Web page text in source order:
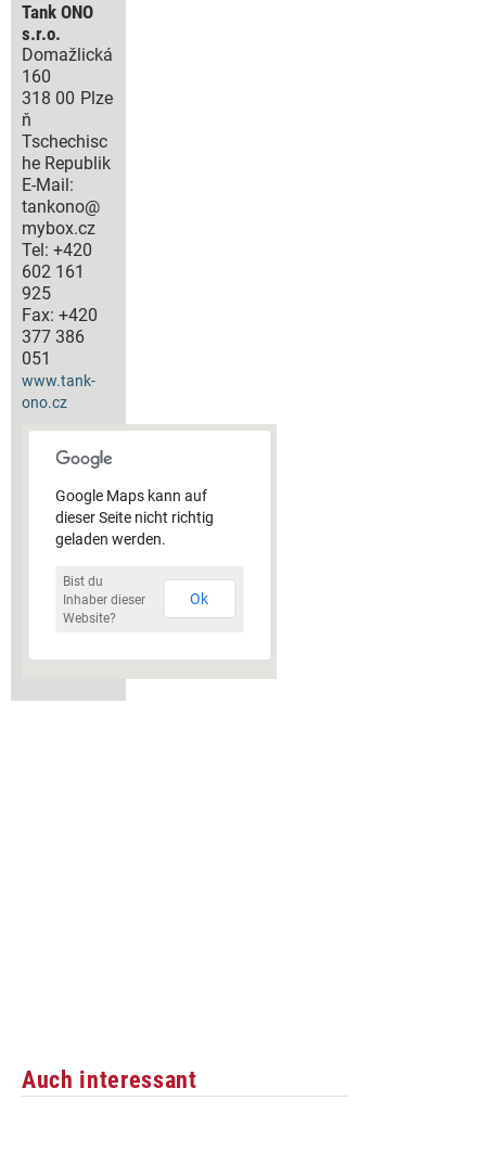
Tank ONO
s.r.o.
Domažlická
160
318 00 Plze
ň
Tschechisc
he Republik
E-Mail:
tankono@
mybox.cz
Tel: +420
602 161
925
Fax: +420
377 386
051
www.tank-
ono.cz
Google Maps kann auf
dieser Seite nicht richtig
geladen werden.
Bist du
Inhaber dieser
Website?
Ok
Auch interessant